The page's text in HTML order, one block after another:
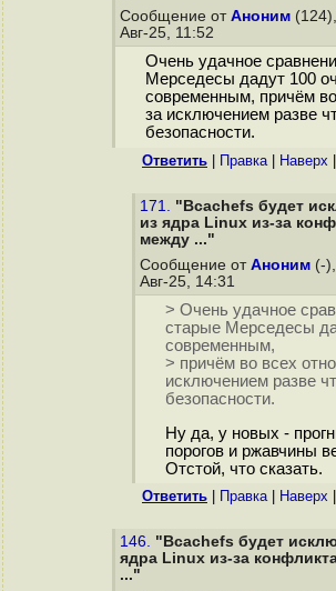
Сообщение от Аноним
Авг-25, 11:52
Очень удачное
Мерседесы дадут 100
современным, причём
за исключением разве
безопасности.
Ответить Правка| Наверх
171. "Bcachefs будет
из ядра Linux из-за
между ..."
Сообщение от Аноним (-
Авг-25, 14:31
> Очень удачное
старые Мерседесы
современным,
> причём во всех
исключением разве
безопасности.
Ну да, у новых -
порогов и ржавчины
Отстой, что сказать.
Ответить Правка| Наверх
146. "Bcachefs будет
ядра Linux из-за
..."